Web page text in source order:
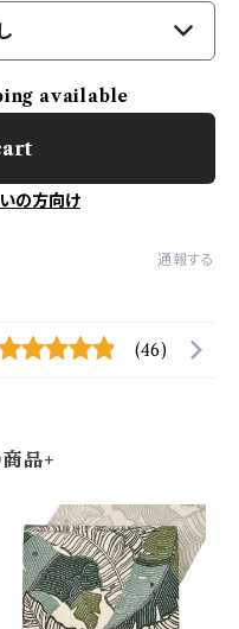
available
の方向け
通報する
(46)
品+